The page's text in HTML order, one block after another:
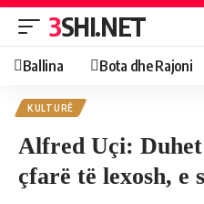
3SHI.NET
Ballina Bota dhe Rajoni
KULTURË
Alfred Uçi: Duhet
çfarë të lexosh, e